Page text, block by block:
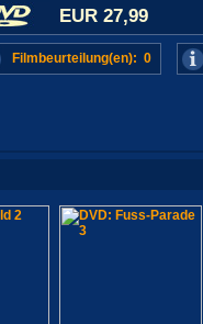
EUR 27,99
Filmbeurteilung(en): 0